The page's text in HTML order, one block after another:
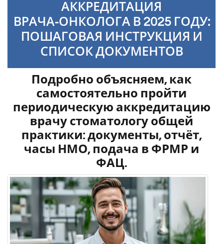
АККРЕДИТАЦИЯ
ВРАЧА‑ОНКОЛОГА В 2025 ГОДУ:
ПОШАГОВАЯ ИНСТРУКЦИЯ И
СПИСОК ДОКУМЕНТОВ
Подробно объясняем, как
самостоятельно пройти
периодическую аккредитацию
врачу стоматологу общей
практики: документы, отчёт,
часы НМО, подача в ФРМР и
ФАЦ.